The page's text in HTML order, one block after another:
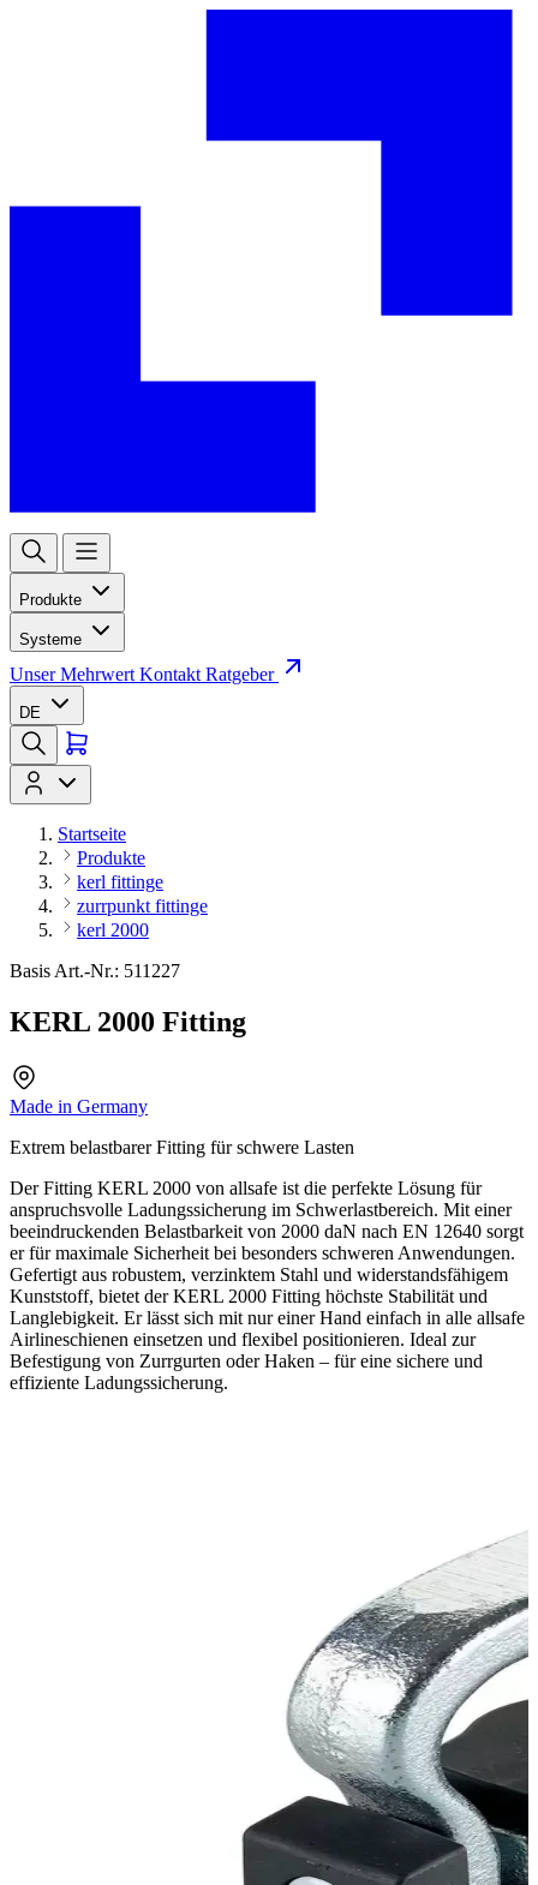
Produkte
Systeme
Unser Mehrwert Kontakt Ratgeber
DE
Startseite
Produkte
kerl fittinge
zurrpunkt fittinge
kerl 2000
Basis Art.-Nr.: 511227
KERL 2000 Fitting
Made in Germany
Extrem belastbarer Fitting für schwere Lasten
Der Fitting KERL 2000 von allsafe ist die perfekte Lösung für
anspruchsvolle Ladungssicherung im Schwerlastbereich. Mit einer
beeindruckenden Belastbarkeit von 2000 daN nach EN 12640 sorgt
er für maximale Sicherheit bei besonders schweren Anwendungen.
Gefertigt aus robustem, verzinktem Stahl und widerstandsfähigem
Kunststoff, bietet der KERL 2000 Fitting höchste Stabilität und
Langlebigkeit. Er lässt sich mit nur einer Hand einfach in alle allsafe
Airlineschienen einsetzen und flexibel positionieren. Ideal zur
Befestigung von Zurrgurten oder Haken – für eine sichere und
effiziente Ladungssicherung.